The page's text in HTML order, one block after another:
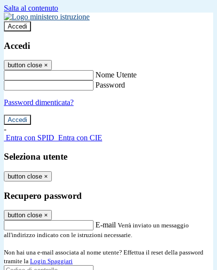
Salta al contenuto
Accedi
Accedi
button close ×
Nome Utente
Password
Password dimenticata?
-
Entra con SPID Entra con CIE
Seleziona utente
button close ×
Recupero password
button close ×
E-mail Verrà inviato un messaggio
all'indirizzo indicato con le istruzioni necessarie.
Non hai una e-mail associata al nome utente? Effettua il reset della password
tramite la Login Spaggiari